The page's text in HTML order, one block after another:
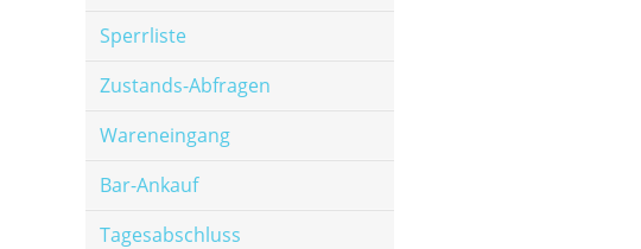
Sperrliste
Zustands-Abfragen
Wareneingang
Bar-Ankauf
Tagesabschluss